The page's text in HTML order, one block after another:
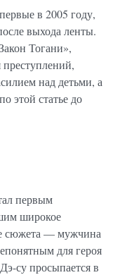
в 2005 году,
выхода ленты.
Тогани»,
преступлений,
над детьми, а
этой статье до
первым
широкое
сюжета — мужчина
для героя
су просыпается в